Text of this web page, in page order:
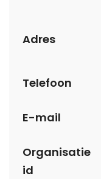
Adres
Telefoon
E-mail
Organisatie
id